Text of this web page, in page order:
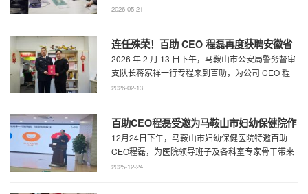
走访调研，马鞍山市委统战部副部长王林陪 ...
2026-05-21
连任殊荣！百助 CEO 程磊再度获聘安徽省
公安厅党风政风警风监督员
2026 年 2 月 13 日下午，马鞍山市公安局警务督审
支队长蒋家祥一行专程来到百助，为公司 CEO 程
磊现场颁发安徽省公安厅党风 ...
2026-02-13
百助CEO程磊受邀为马鞍山市妇幼保健院作
专题演讲 共绘“超越医疗”发展新蓝图
12月24日下午，马鞍山市妇幼保健医院特邀百助
CEO程磊，为医院领导班子及各科室专家骨干带来
了一场题为《预见趋势，定义未来——为 ...
2025-12-24